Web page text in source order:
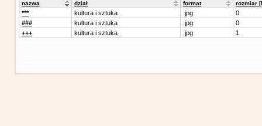
nazwa dział format rozmiar
*** kultura i sztuka .jpg
0
###
kultura i sztuka .jpg
0
+++
kultura i sztuka .jpg 1